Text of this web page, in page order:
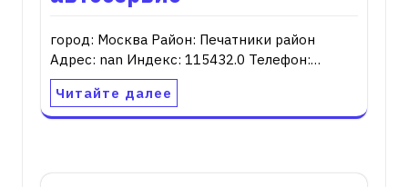
город: Москва Район: Печатники район
Адрес: nan Индекс: 115432.0 Телефон:…
Читайте далее